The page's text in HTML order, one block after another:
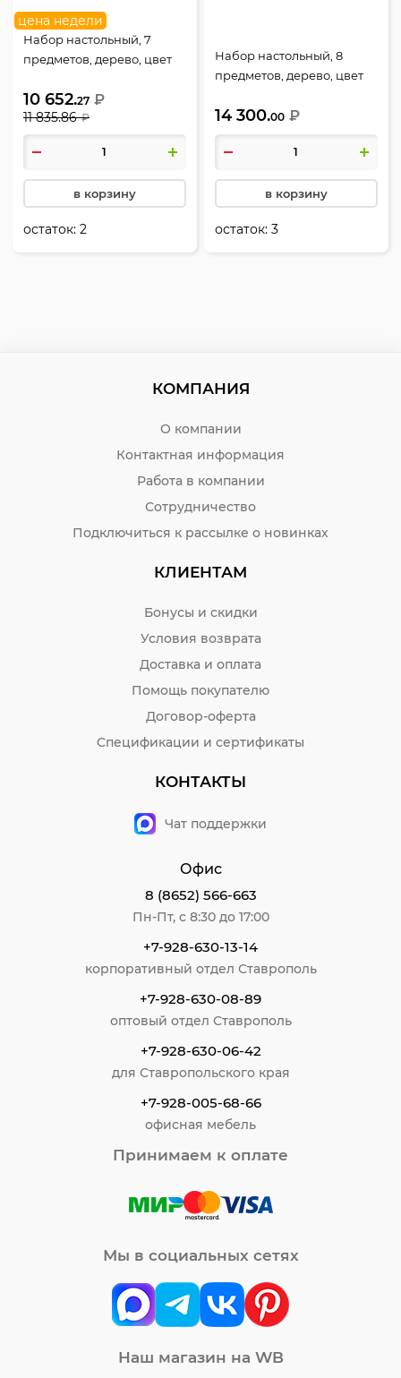
цена недели
Набор настольный, 7
предметов, дерево, цвет
Sunrise, M7C-25A
10 652.27 ₽
11 835.86 ₽
в корзину
остаток:2
Набор настольный, 8
предметов, дерево, цвет
Sunrise, T8G-1A
14 300.00 ₽
в корзину
остаток:3
КОМПАНИЯ
О компании
Контактная информация
Работа в компании
Сотрудничество
Подключиться к рассылке о новинках
КЛИЕНТАМ
Бонусы и скидки
Условия возврата
Доставка и оплата
Помощь покупателю
Договор-оферта
Спецификации и сертификаты
КОНТАКТЫ
Чат поддержки
Офис
8 (8652) 566-663
Пн-Пт, с 8:30 до 17:00
+7-928-630-13-14
корпоративный отдел Ставрополь
+7-928-630-08-89
оптовый отдел Ставрополь
+7-928-630-06-42
для Ставропольского края
+7-928-005-68-66
офисная мебель
Принимаем к оплате
Мы в социальных сетях
Наш магазин на WB